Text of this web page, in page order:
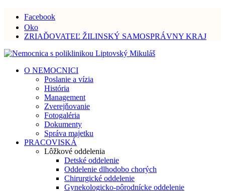
Facebook
Oko
ZRIAĎOVATEĽ ŽILINSKÝ SAMOSPRÁVNY KRAJ
O NEMOCNICI
Poslanie a vízia
História
Management
Zverejňovanie
Fotogaléria
Dokumenty
Správa majetku
PRACOVISKÁ
Lôžkové oddelenia
Detské oddelenie
Oddelenie dlhodobo chorých
Chirurgické oddelenie
Gynekologicko-pôrodnícke oddelenie